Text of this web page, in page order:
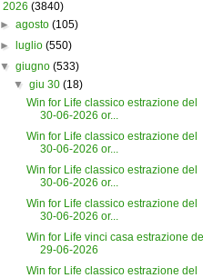
2026 (3840)
►agosto (105)
►
luglio (550)
▼ giugno (533)
▼ giu 30 (18)
Win for Life classico estrazione del
30-06-2026 or...
Win for Life classico estrazione del
30-06-2026 or...
Win for Life classico estrazione del
30-06-2026 or...
Win for Life classico estrazione del
30-06-2026 or...
Win for Life vinci casa estrazione del
29-06-2026
Win for Life classico estrazione del